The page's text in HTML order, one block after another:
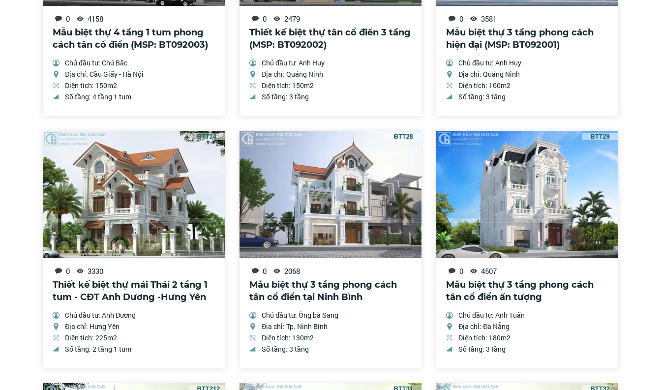
0 4158
Mẫu biệt thự 4 tầng 1 tum phong
cách tân cổ điển (MSP: BT092003)
Chủ đầu tư: Chú Bắc
Địa chỉ: Cầu Giấy - Hà Nội
Diện tích: 150m2
Số tầng: 4 tầng 1 tum
0 2479
Thiết kế biệt thự tân cổ điển 3 tầng
(MSP: BT092002)
Chủ đầu tư: Anh Huy
Địa chỉ: Quảng Ninh
Diện tích: 150m2
Số tầng: 3 tầng
0 3581
Mẫu biệt thự 3 tầng phong cách
hiện đại (MSP: BT092001)
Chủ đầu tư: Anh Huy
Địa chỉ: Quảng Ninh
Diện tích: 160m2
Số tầng: 3 tầng
0 3330
Thiết kế biệt thự mái Thái 2 tầng 1
tum - CĐT Anh Dương -Hưng Yên
Chủ đầu tư: Anh Dương
Địa chỉ: Hưng Yên
Diện tích: 225m2
Số tầng: 2 tầng 1 tum
0 2068
Mẫu biệt thự 3 tầng phong cách
tân cổ điển tại Ninh Bình
Chủ đầu tư: Ông bà Sang
Địa chỉ: Tp. Ninh Bình
Diện tích: 130m2
Số tầng: 3 tầng
0 4507
Mẫu biệt thự 3 tầng phong cách
tân cổ điển ấn tượng
Chủ đầu tư: Anh Tuấn
Địa chỉ: Đà Nẵng
Diện tích: 180m2
Số tầng: 3 tầng